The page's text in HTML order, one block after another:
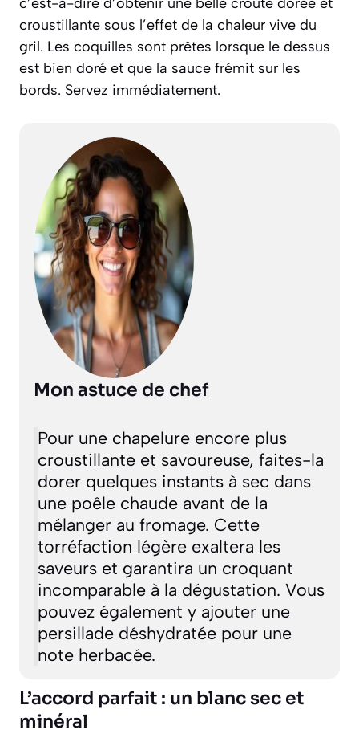
croustillante sous l’effet de la chaleur vive du
gril. Les coquilles sont prêtes lorsque le dessus
est bien doré et que la sauce frémit sur les
bords. Servez immédiatement.
Mon astuce de chef
Pour une chapelure encore plus
croustillante et savoureuse, faites-la
dorer quelques instants à sec dans
une poêle chaude avant de la
mélanger au fromage. Cette
torréfaction légère exaltera les
saveurs et garantira un croquant
incomparable à la dégustation. Vous
pouvez également y ajouter une
persillade déshydratée pour une
note herbacée.
L’accord parfait : un blanc sec et
minéral